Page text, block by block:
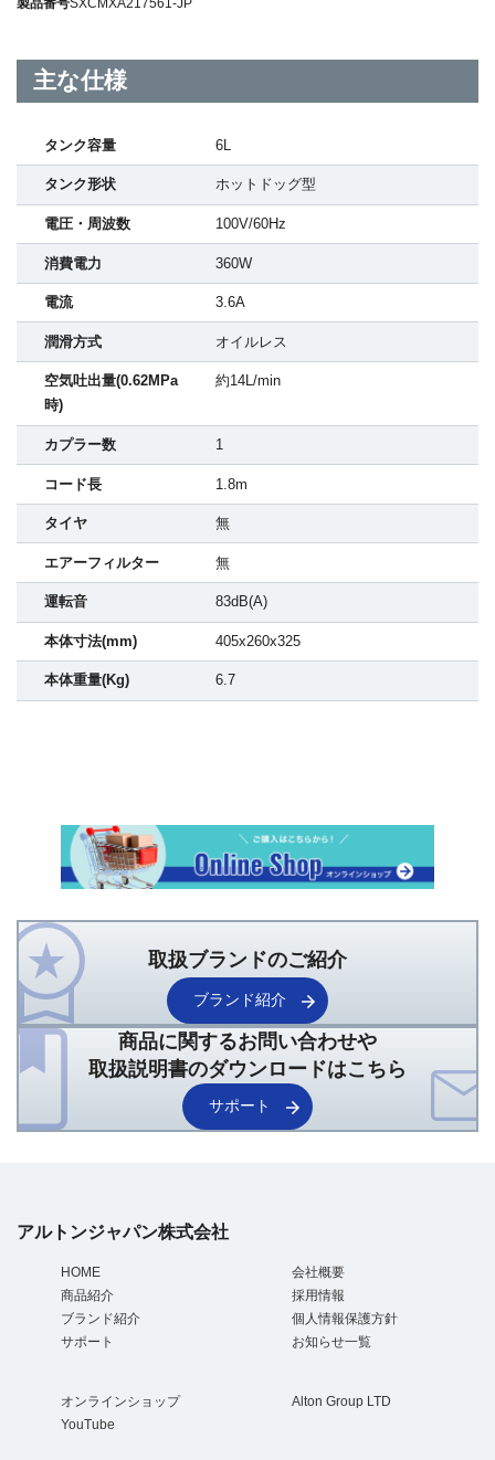
製品番号SXCMXA217561-JP
主な仕様
タンク容量 6L
タンク形状 ホットドッグ型
電圧・周波数 100V/60Hz
消費電力 360W
電流 3.6A
潤滑方式 オイルレス
空気吐出量(0.62MPa
時)
約14L/min
カプラー数 1
コード長 1.8m
タイヤ 無
エアーフィルター 無
運転音 83dB(A)
本体寸法(mm) 405x260x325
本体重量(Kg) 6.7
取扱ブランドのご紹介
ブランド紹介
商品に関するお問い合わせや
取扱説明書のダウンロードはこちら
サポート
アルトンジャパン株式会社
HOME
商品紹介
ブランド紹介
サポート
会社概要
採用情報
個人情報保護方針
お知らせ一覧
オンラインショップ
YouTube
Alton Group LTD